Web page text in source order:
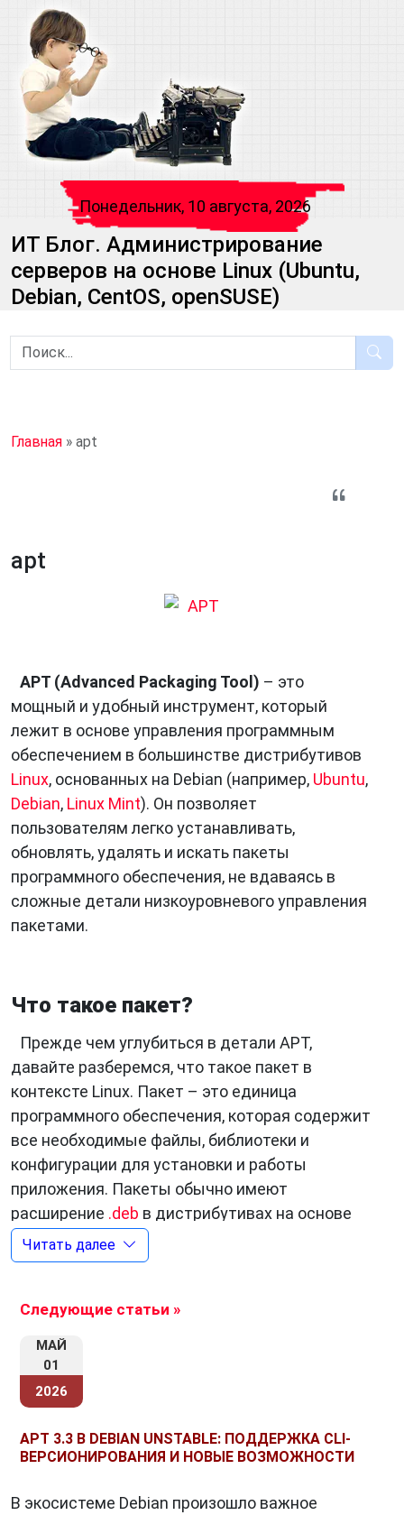
Понедельник, 10 августа, 2026
ИТ Блог. Администрирование
серверов на основе Linux (Ubuntu,
Debian, CentOS, openSUSE)
Главная » apt
apt
APT (Advanced Packaging Tool) – это
мощный и удобный инструмент, который
лежит в основе управления программным
обеспечением в большинстве дистрибутивов
Linux, основанных на Debian (например, Ubuntu,
Debian, Linux Mint). Он позволяет
пользователям легко устанавливать,
обновлять, удалять и искать пакеты
программного обеспечения, не вдаваясь в
сложные детали низкоуровневого управления
пакетами.
Что такое пакет?
Прежде чем углубиться в детали APT,
давайте разберемся, что такое пакет в
контексте Linux. Пакет – это единица
программного обеспечения, которая содержит
все необходимые файлы, библиотеки и
конфигурации для установки и работы
приложения. Пакеты обычно имеют
расширение .deb в дистрибутивах на основе
Debian.
Как работает APT?
APT использует понятие репозиториев.
Репозиторий – это хранилище пакетов, откуда
система может загружать и устанавливать
используете APT для установки пакета, он:
ищет пакет в списках репозиториев,
Читать далее
Следующие статьи »
МАЙ
01
2026
APT 3.3 В DEBIAN UNSTABLE: ПОДДЕРЖКА CLI-
ВЕРСИОНИРОВАНИЯ И НОВЫЕ ВОЗМОЖНОСТИ
В экосистеме Debian произошло важное